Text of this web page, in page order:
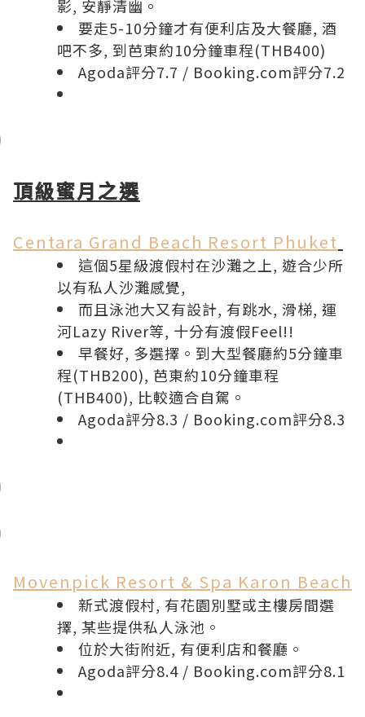
影, 安靜清幽。
要走5-10分鐘才有便利店及大餐廳, 酒
吧不多, 到芭東約10分鐘車程(THB400)
Agoda評分7.7 / Booking.com評分7.2
頂級蜜月之選
Centara Grand Beach Resort Phuket
這個5星級渡假村在沙灘之上, 遊合少所
以有私人沙灘感覺,
而且泳池大又有設計, 有跳水, 滑梯, 運
河Lazy River等, 十分有渡假Feel!!
早餐好, 多選擇。到大型餐廳約5分鐘車
程(THB200), 芭東約10分鐘車程
(THB400), 比較適合自駕。
Agoda評分8.3 / Booking.com評分8.3
Movenpick Resort & Spa Karon Beach
新式渡假村, 有花園別墅或主樓房間選
擇, 某些提供私人泳池。
位於大街附近, 有便利店和餐廳。
Agoda評分8.4 / Booking.com評分8.1